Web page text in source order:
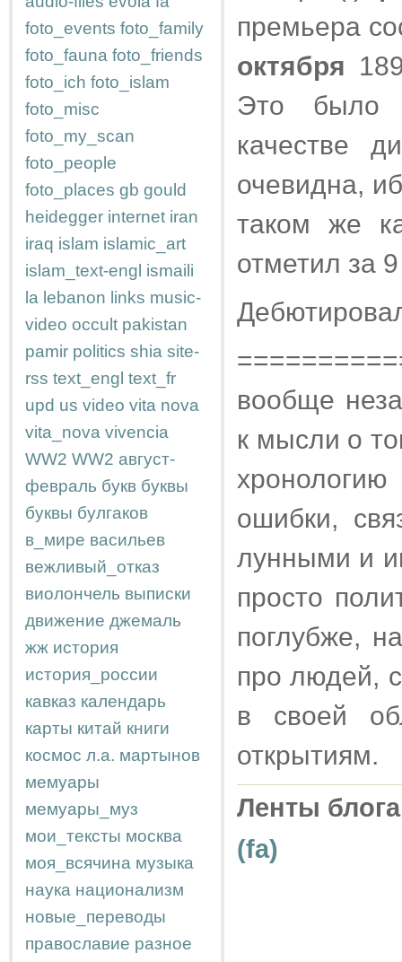
foto_events foto_family
foto_fauna foto_friends
foto_ich foto_islam
foto_misc
foto_my_scan
foto_people
foto_places gb gould
heidegger internet iran
iraq islam islamic_art
islam_text-engl ismaili
la lebanon links music-
video occult pakistan
pamir politics shia site-
rss text_engl text_fr
upd us video vita nova
vita_nova vivencia
WW2 WW2 август-
февраль букв буквы
буквы булгаков
в_мире васильев
вежливый_отказ
виолончель выписки
движение джемаль
жж история
история_россии
кавказ календарь
карты китай книги
космос л.а. мартынов
мемуары
мемуары_муз
мои_тексты москва
моя_всячина музыка
наука национализм
новые_переводы
православие разное
премьера
октября
Это было
качестве
очевидна,
таком же
отметил за
вообще
к мысли о
ошибки,
лунными и
просто
поглубже,
про людей,
в своей
открытиям.
Ленты
(fa)